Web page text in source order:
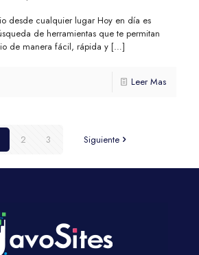
desde cualquier lugar Hoy en día es
de herramientas que te permitan
de manera fácil, rápida y […]
Leer Mas
2 3 Siguiente